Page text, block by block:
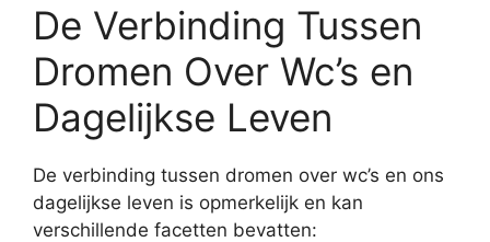
De Verbinding Tussen
Dromen Over Wc’s en
Dagelijkse Leven
De verbinding tussen dromen over wc’s en ons
dagelijkse leven is opmerkelijk en kan
verschillende facetten bevatten: